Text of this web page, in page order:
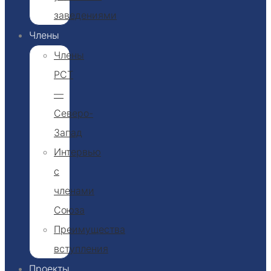
заведениями
Члены
Члены
РСТ
—
Северо-
Запад
Интервью
с
членами
Союза
Преимущества
вступления
Проекты